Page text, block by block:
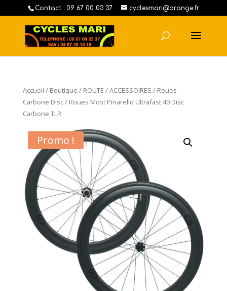
Contact : 09 67 00 03 37 cyclesmari@orange.fr
Accueil / Boutique / ROUTE /ACCESSOIRES / Roues
Carbone Disc/ Roues Most Pinarello Ultrafast 40 Disc
Carbone TLR
Promo !